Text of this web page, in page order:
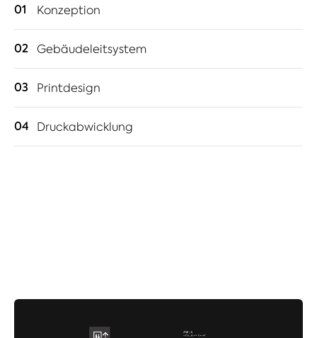
01 Konzeption
02 Gebäudeleitsystem
03 Printdesign
04 Druckabwicklung